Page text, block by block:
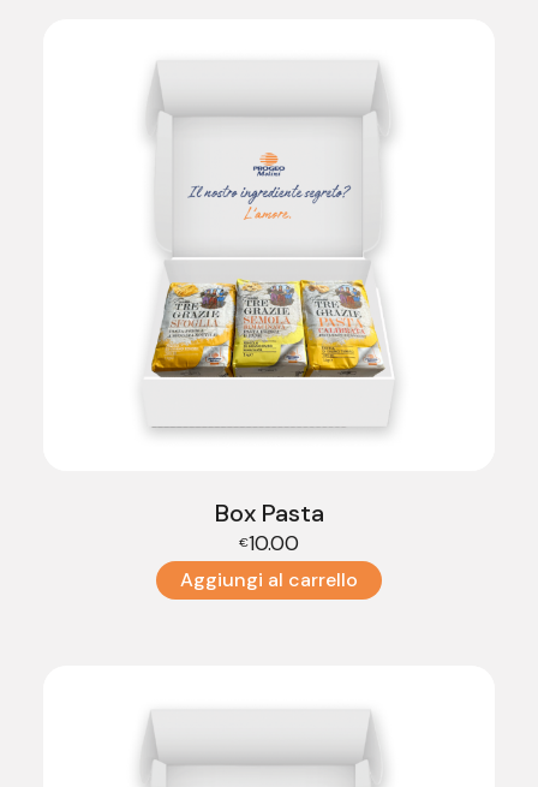
Box Pasta
€10.00
Aggiungi al carrello